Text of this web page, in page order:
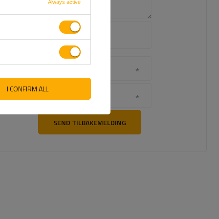
Legg til ditt
produktbilde:
SEND TILBAKEMELDING
Always active
I CONFIRM ALL